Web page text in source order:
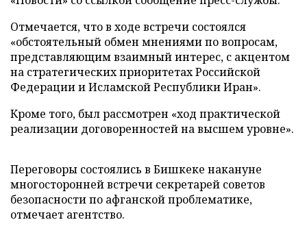
Отмечается, что в ходе встречи состоялся
«обстоятельный обмен мнениями по вопросам,
представляющим взаимный интерес, с акцентом
на стратегических приоритетах Российской
Федерации и Исламской Республики Иран».
Кроме того, был рассмотрен «ход практической
реализации договоренностей на высшем уровне».
Переговоры состоялись в Бишкеке накануне
многосторонней встречи секретарей советов
безопасности по афганской проблематике,
отмечает агентство.